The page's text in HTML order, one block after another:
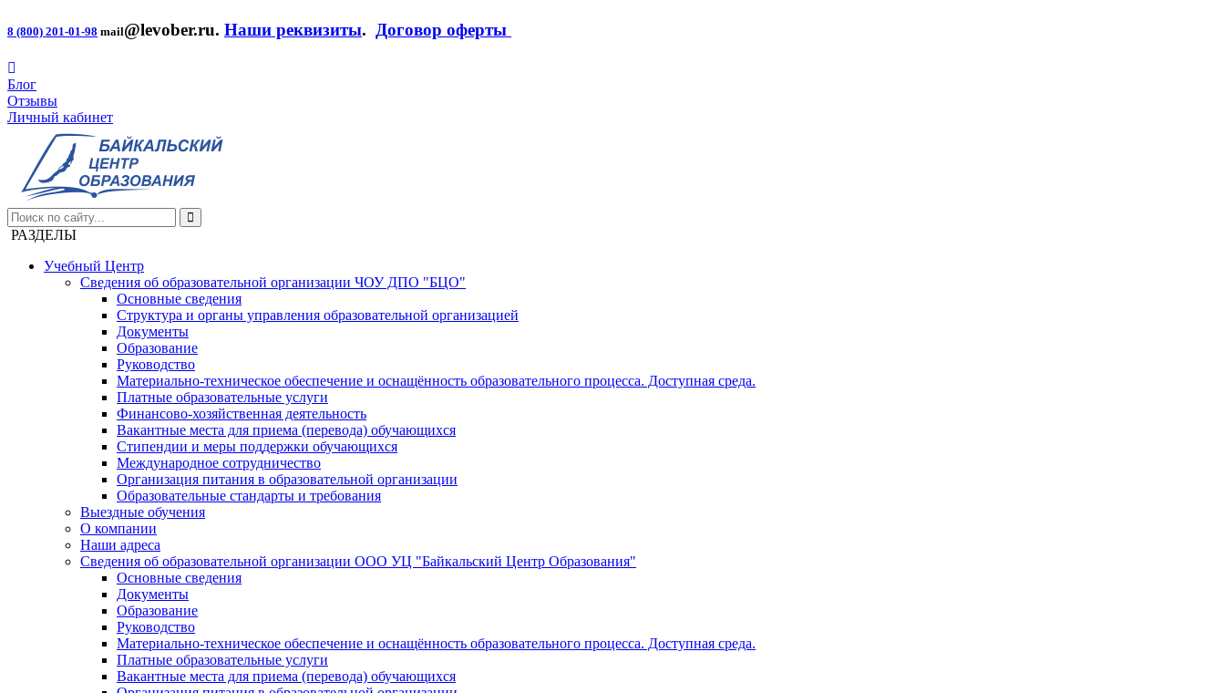
8 (800) 201-01-98 mail@levober.ru. Наши реквизиты. Договор оферты
Блог
Отзывы
Личный кабинет
РАЗДЕЛЫ
Учебный Центр
Сведения об образовательной организации ЧОУ ДПО "БЦО"
Основные сведения
Структура и органы управления образовательной организацией
Документы
Образование
Руководство
Материально-техническое обеспечение и оснащённость образовательного процесса. Доступная среда.
Платные образовательные услуги
Финансово-хозяйственная деятельность
Вакантные места для приема (перевода) обучающихся
Стипендии и меры поддержки обучающихся
Международное сотрудничество
Организация питания в образовательной организации
Образовательные стандарты и требования
Выездные обучения
О компании
Наши адреса
Сведения об образовательной организации ООО УЦ "Байкальский Центр Образования"
Основные сведения
Документы
Образование
Руководство
Материально-техническое обеспечение и оснащённость образовательного процесса. Доступная среда.
Платные образовательные услуги
Вакантные места для приема (перевода) обучающихся